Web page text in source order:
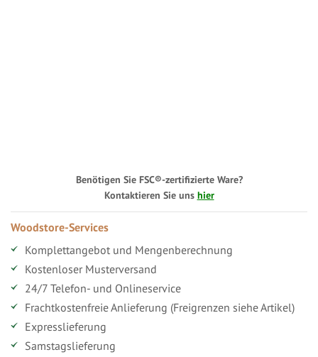
Benötigen Sie FSC®-zertifizierte Ware?
Kontaktieren Sie uns hier
Woodstore-Services
Komplettangebot und Mengenberechnung
Kostenloser Musterversand
24/7 Telefon- und Onlineservice
Frachtkostenfreie Anlieferung (Freigrenzen siehe Artikel)
Expresslieferung
Samstagslieferung